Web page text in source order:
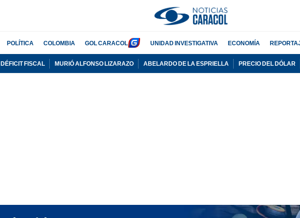
POLÍTICA COLOMBIA GOL CARACOL UNIDAD INVESTIGATIVA ECONOMÍA
DÉFICIT FISCAL MURIÓ ALFONSO LIZARAZO ABELARDO DE LA ESPRIELLA PRECIO DEL DÓLAR